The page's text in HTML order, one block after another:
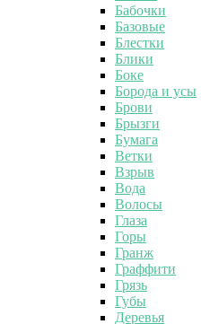
Бабочки
Базовые
Блестки
Блики
Боке
Борода и усы
Брови
Брызги
Бумага
Ветки
Взрыв
Вода
Волосы
Глаза
Горы
Гранж
Граффити
Грязь
Губы
Деревья